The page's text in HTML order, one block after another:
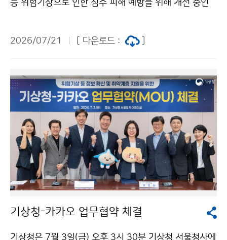
등 위험기상으로 인한 침수 피해 예방을 위해 개선 중인
16년 태풍 차바 등 그동안 태풍으로 인해 많은 비가 내려
피해까지 있었던 곳으로, 여름철 위험기상 시 자연재해 발
생이 우려되는 지역이다.
2026/07/21 [ 다운로드 :
기상청-카카오 업무협약 체결
기상청은 7월 3일(금) 오후 3시 30분 기상청 서울청사에